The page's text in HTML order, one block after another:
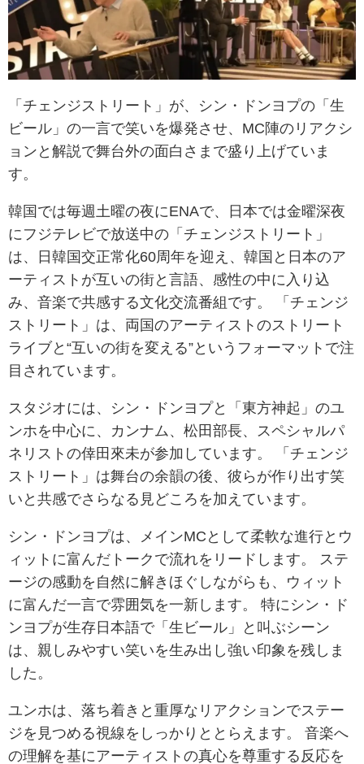
「チェンジストリート」が、シン・ドンヨプの「生
ビール」の一言で笑いを爆発させ、MC陣のリアクシ
ョンと解説で舞台外の面白さまで盛り上げていま
す。
韓国では毎週土曜の夜にENAで、日本では金曜深夜
にフジテレビで放送中の「チェンジストリート」
は、日韓国交正常化60周年を迎え、韓国と日本のア
ーティストが互いの街と言語、感性の中に入り込
み、音楽で共感する文化交流番組です。 「チェンジ
ストリート」は、両国のアーティストのストリート
ライブと“互いの街を変える”というフォーマットで注
目されています。
スタジオには、シン・ドンヨプと「東方神起」のユ
ンホを中心に、カンナム、松田部長、スペシャルパ
ネリストの倖田來未が参加しています。 「チェンジ
ストリート」は舞台の余韻の後、彼らが作り出す笑
いと共感でさらなる見どころを加えています。
シン・ドンヨプは、メインMCとして柔軟な進行とウ
ィットに富んだトークで流れをリードします。 ステ
ージの感動を自然に解きほぐしながらも、ウィット
に富んだ一言で雰囲気を一新します。 特にシン・ド
ンヨプが生存日本語で「生ビール」と叫ぶシーン
は、親しみやすい笑いを生み出し強い印象を残しま
した。
ユンホは、落ち着きと重厚なリアクションでステー
ジを見つめる視線をしっかりととらえます。 音楽へ
の理解を基にアーティストの真心を尊重する反応を